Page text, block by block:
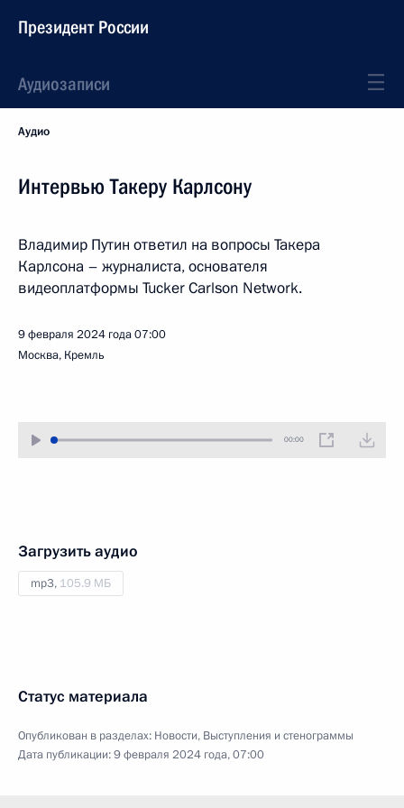
Президент России
Аудиозаписи
Аудио
Интервью Такеру Карлсону
Владимир Путин ответил на вопросы Такера
Карлсона – журналиста, основателя
видеоплатформы Tucker Carlson Network.
9 февраля 2024 года07:00
Москва, Кремль
00:00
Загрузить аудио
mp3, 105.9 МБ
Статус материала
Опубликован в разделах: Новости, Выступления и стенограммы
Дата публикации:9 февраля 2024 года, 07:00